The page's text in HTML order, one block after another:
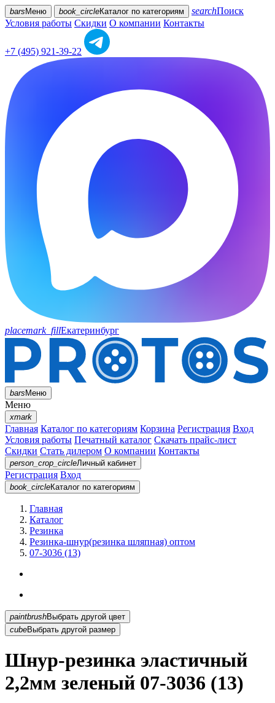
bars Меню book_circleКаталог по категориям searchПоиск
Условия работы Скидки О компании Контакты
+7 (495) 921-39-22
placemark_fillЕкатеринбург
barsМеню
Меню
xmark
Главная Каталог по категориям Корзина Регистрация Вход
Условия работы Печатный каталог Скачать прайс-лист
Скидки Стать дилером О компании Контакты
person_crop_circleЛичный кабинет
Регистрация Вход
book_circleКаталог по категориям
Главная
Каталог
Резинка
Резинка-шнур(резинка шляпная) оптом
07-3036 (13)
paintbrush
Выбрать другой цвет
cubeВыбрать другой размер
Шнур-резинка эластичный
2,2мм зеленый 07-3036 (13)